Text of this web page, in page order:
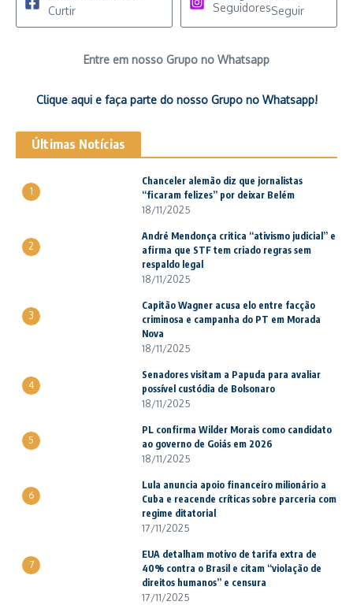
Curtir
SeguidoresSeguir
Entre em nosso Grupo no Whatsapp
Clique aqui e faça parte do nosso Grupo no Whatsapp!
Últimas Notícias
1
Chanceler alemão diz que jornalistas
“ficaram felizes” por deixar Belém
18/11/2025
2
André Mendonça critica “ativismo judicial” e
afirma que STF tem criado regras sem
respaldo legal
18/11/2025
3
Capitão Wagner acusa elo entre facção
criminosa e campanha do PT em Morada
Nova
18/11/2025
4
Senadores visitam a Papuda para avaliar
possível custódia de Bolsonaro
18/11/2025
5
PL confirma Wilder Morais como candidato
ao governo de Goiás em 2026
18/11/2025
6
Lula anuncia apoio financeiro milionário a
Cuba e reacende críticas sobre parceria com
regime ditatorial
17/11/2025
7
EUA detalham motivo de tarifa extra de
40% contra o Brasil e citam “violação de
direitos humanos” e censura
17/11/2025